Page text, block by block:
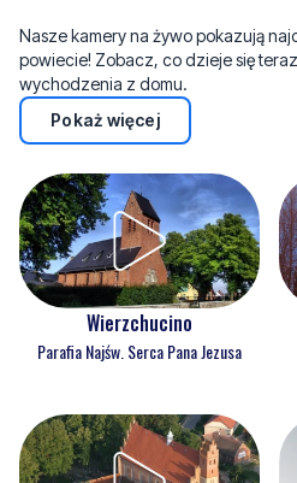
Nasze kamery na żywo pokazują
powiecie! Zobacz, co dzieje się
wychodzenia z domu.
Pokaż więcej
Wierzchucino
Parafia Najśw. Serca Pana Jezusa